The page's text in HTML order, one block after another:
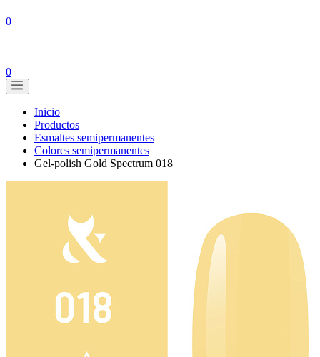
0
0
Inicio
Productos
Esmaltes semipermanentes
Colores semipermanentes
Gel-polish Gold Spectrum 018